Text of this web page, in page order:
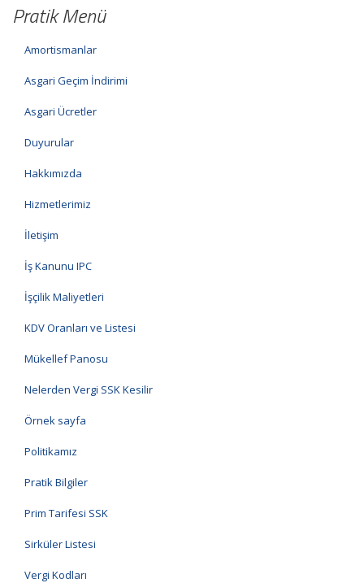
Pratik Menü
Amortismanlar
Asgari Geçim İndirimi
Asgari Ücretler
Duyurular
Hakkımızda
Hizmetlerimiz
İletişim
İş Kanunu IPC
İşçilik Maliyetleri
KDV Oranları ve Listesi
Mükellef Panosu
Nelerden Vergi SSK Kesilir
Örnek sayfa
Politikamız
Pratik Bilgiler
Prim Tarifesi SSK
Sirküler Listesi
Vergi Kodları